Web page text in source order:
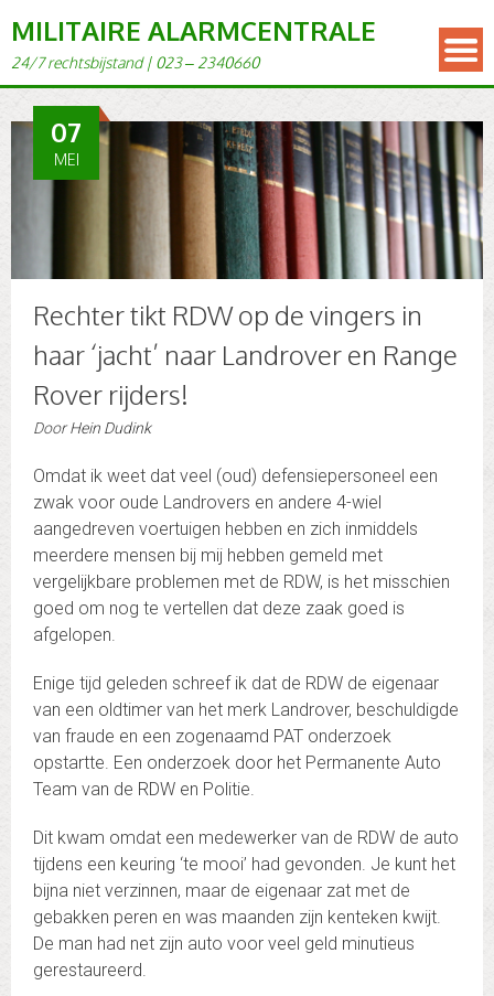
MILITAIRE ALARMCENTRALE
24/7 rechts­bi­j­s­tand | 023 – 2340660
Rechter tikt RDW op de vingers in
haar ‘jacht’ naar Landrover en Range
Rover rijders!
07
MEI
DoorHein Dudink
Omdat ik weet dat veel (oud) defensiepersoneel een
zwak voor oude Landrovers en andere 4-wiel
aangedreven voertuigen hebben en zich inmiddels
meerdere mensen bij mij hebben gemeld met
vergelijkbare problemen met de RDW, is het misschien
goed om nog te vertellen dat deze zaak goed is
afgelopen.
Enige tijd geleden schreef ik dat de RDW de eigenaar
van een oldtimer van het merk Landrover, beschuldigde
van fraude en een zogenaamd PAT onderzoek
opstartte. Een onderzoek door het Permanente Auto
Team van de RDW en Politie.
Dit kwam omdat een medewerker van de RDW de auto
tijdens een keuring ‘te mooi’ had gevonden. Je kunt het
bijna niet verzinnen, maar de eigenaar zat met de
gebakken peren en was maanden zijn kenteken kwijt.
De man had net zijn auto voor veel geld minutieus
gerestaureerd.